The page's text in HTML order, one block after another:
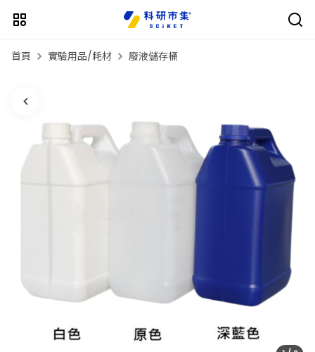
首頁 實驗用品/耗材 廢液儲存桶